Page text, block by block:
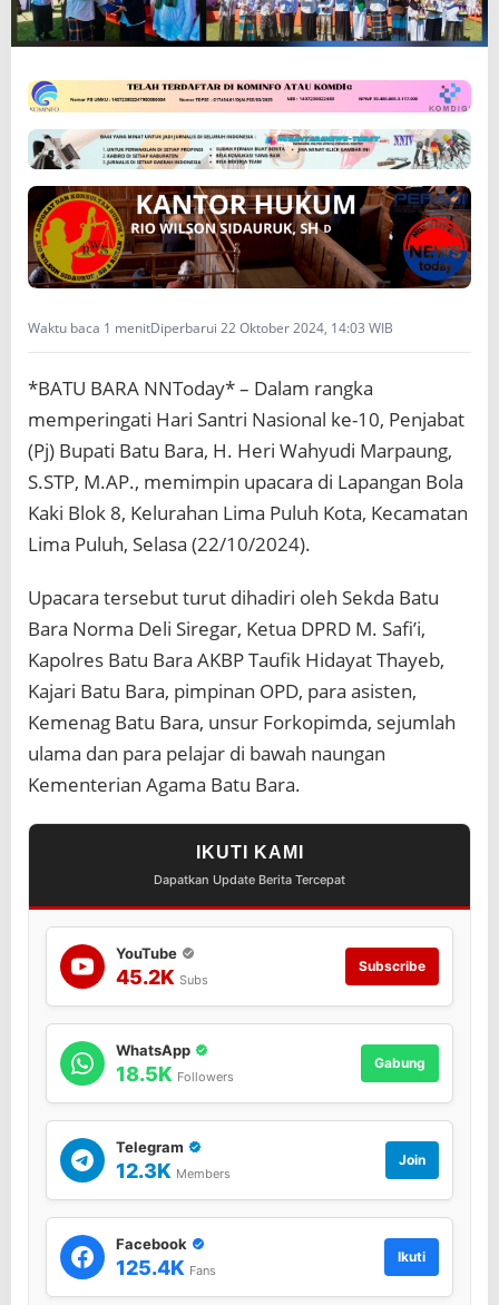
i
n
p
a
c
a
r
a
H
a
r
i
S
n
t
r
N
a
s
i
o
a
Waktu baca 1 menitDiperbarui 22 Oktober 2024, 14:03 WIB
*BATU BARA NNToday* – Dalam rangka
memperingati Hari Santri Nasional ke-10, Penjabat
(Pj) Bupati Batu Bara, H. Heri Wahyudi Marpaung,
S.STP, M.AP., memimpin upacara di Lapangan Bola
Kaki Blok 8, Kelurahan Lima Puluh Kota, Kecamatan
Lima Puluh, Selasa (22/10/2024).
Upacara tersebut turut dihadiri oleh Sekda Batu
Bara Norma Deli Siregar, Ketua DPRD M. Safi’i,
Kapolres Batu Bara AKBP Taufik Hidayat Thayeb,
Kajari Batu Bara, pimpinan OPD, para asisten,
Kemenag Batu Bara, unsur Forkopimda, sejumlah
ulama dan para pelajar di bawah naungan
Kementerian Agama Batu Bara.
IKUTI KAMI
Dapatkan Update Berita Tercepat
YouTube
45.2K Subs
Subscribe
WhatsApp
18.5K Followers
Gabung
Telegram
12.3K Members
Join
Facebook
125.4K Fans
Ikuti